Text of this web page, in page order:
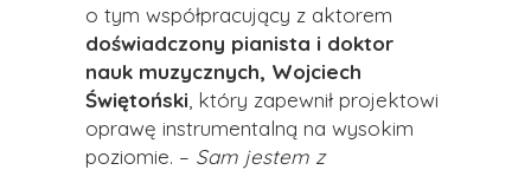
o tym współpracujący z aktorem
doświadczony pianista i doktor
nauk muzycznych, Wojciech
Świętoński , który zapewnił projektowi
oprawę instrumentalną na wysokim
poziomie. – Sam jestem z